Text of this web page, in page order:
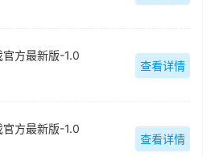
方最新版-1.0
查看详情
方最新版-1.0
查看详情